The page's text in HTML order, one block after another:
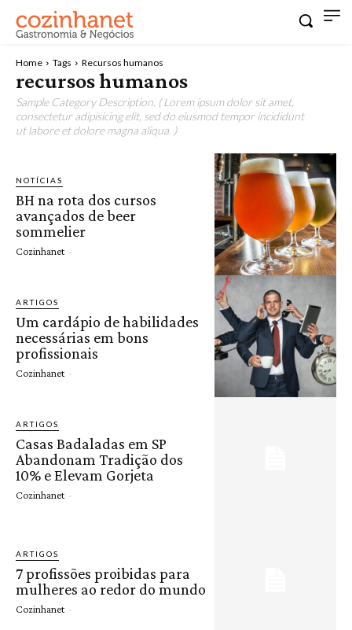
Home Tags Recursos humanos
recursos humanos
Sample Category Description. ( Lorem ipsum dolor sit amet,
consectetur adipisicing elit, sed do eiusmod tempor incididunt
ut labore et dolore magna aliqua. )
NOTÍCIAS
BH na rota dos cursos
avançados de beer
sommelier
Cozinhanet -
ARTIGOS
Um cardápio de habilidades
necessárias em bons
profissionais
Cozinhanet -
ARTIGOS
Casas Badaladas em SP
Abandonam Tradição dos
10% e Elevam Gorjeta
Cozinhanet -
ARTIGOS
7 profissões proibidas para
mulheres ao redor do mundo
Cozinhanet -